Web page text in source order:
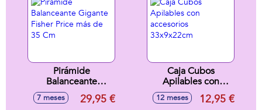
Pirámide
Balanceante
Gigante Fisher
Price más de 35
7 meses 29,95 €
Caja Cubos
Apilables con
accesorios
33x9x22cm
12 meses 12,95 €